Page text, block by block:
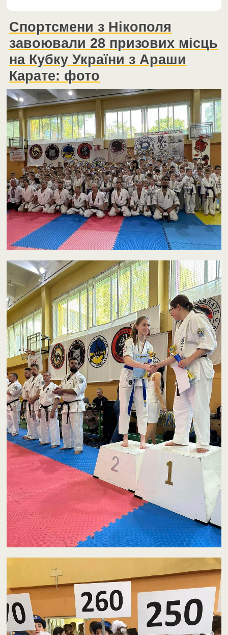
Спортсмени з Нікополя
завоювали 28 призових місць
на Кубку України з Араши
Карате: фото